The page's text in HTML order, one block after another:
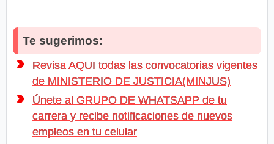
Te sugerimos:
Revisa AQUI todas las convocatorias vigentes
de MINISTERIO DE JUSTICIA(MINJUS)
Únete al GRUPO DE WHATSAPP de tu
carrera y recibe notificaciones de nuevos
empleos en tu celular